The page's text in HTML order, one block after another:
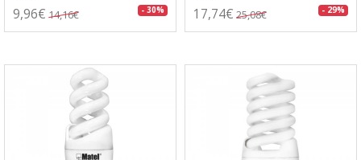
9,96€ 14,16€ - 30% 17,74€ 25,08€ - 29%